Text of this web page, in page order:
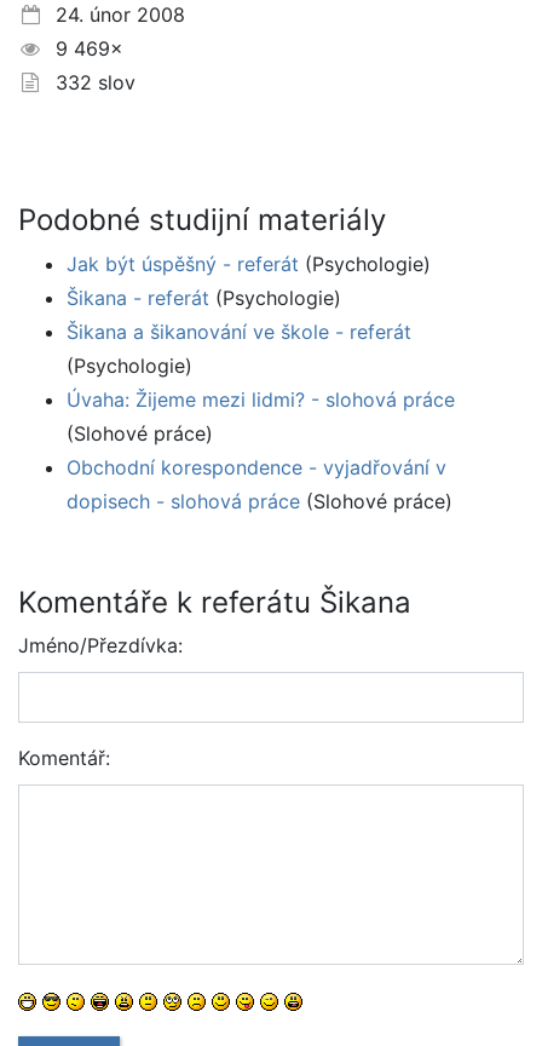
24. únor 2008
9 469×
332 slov
Podobné studijní materiály
Jak být úspěšný - referát (Psychologie)
Šikana - referát (Psychologie)
Šikana a šikanování ve škole - referát
(Psychologie)
Úvaha: Žijeme mezi lidmi? - slohová práce
(Slohové práce)
Obchodní korespondence - vyjadřování v
dopisech - slohová práce (Slohové práce)
Komentáře k referátu Šikana
Jméno/Přezdívka:
Komentář: